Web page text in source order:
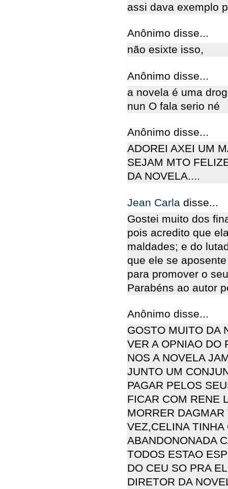
assi dava exemplo
Anônimo disse...
não esixte isso,
Anônimo disse...
a novela é uma
nun O fala serio né
Anônimo disse...
ADOREI AXEI UM
SEJAM MTO
DA NOVELA....
Jean Carla disse...
Gostei muito dos
pois acredito que
maldades; e do
que ele se
para promover o
Parabéns ao autor
Anônimo disse...
GOSTO MUITO DA
VER A OPNIAO DO
NOS A NOVELA
JUNTO UM
PAGAR PELOS
FICAR COM RENE
MORRER
VEZ,CELINA
ABANDONONADA
TODOS ESTAO
DO CEU SO PRA
DIRETOR DA